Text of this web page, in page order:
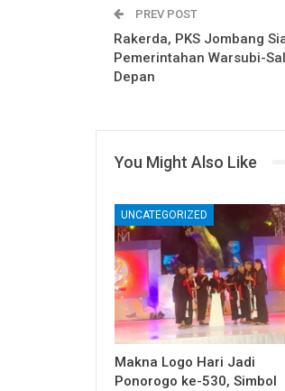
PREV POST
Rakerda, PKS Jombang
Pemerintahan Warsubi-
Depan
You Might Also Like
UNCATEGORIZED
Makna Logo Hari Jadi
Ponorogo ke-530, Simbol